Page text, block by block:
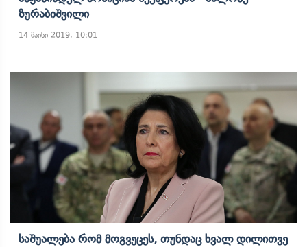
Ზურაბიშვილი
14 მაისი 2019, 10:01
Საშუალება Რომ Მოგვეცეს, Თუნდაც Ხვალ Დილითვე